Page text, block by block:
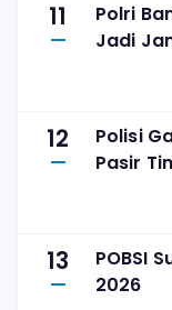
11
Polri
Jadi
12
Polisi
Pasir
13
POBSI
2026